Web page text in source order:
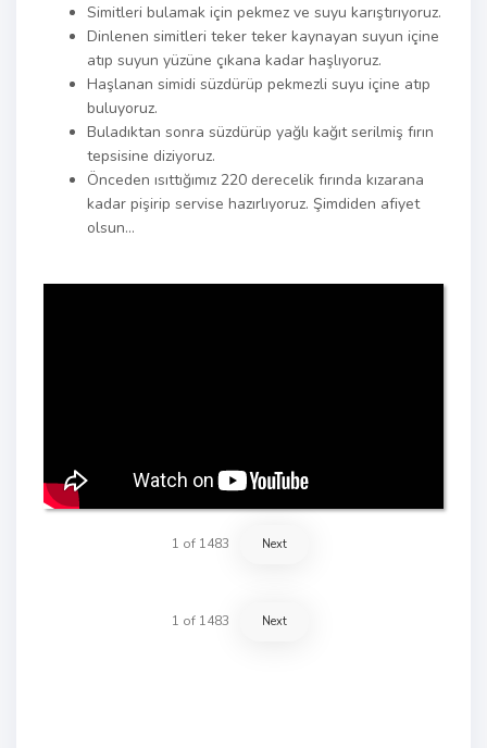
Simitleri bulamak için pekmez ve suyu karıştırıyoruz.
Dinlenen simitleri teker teker kaynayan suyun içine
atıp suyun yüzüne çıkana kadar haşlıyoruz.
Haşlanan simidi süzdürüp pekmezli suyu içine atıp
buluyoruz.
Buladıktan sonra süzdürüp yağlı kağıt serilmiş fırın
tepsisine diziyoruz.
Önceden ısıttığımız 220 derecelik fırında kızarana
kadar pişirip servise hazırlıyoruz. Şimdiden afiyet
olsun…
1 of 1483 Next
1 of 1483 Next